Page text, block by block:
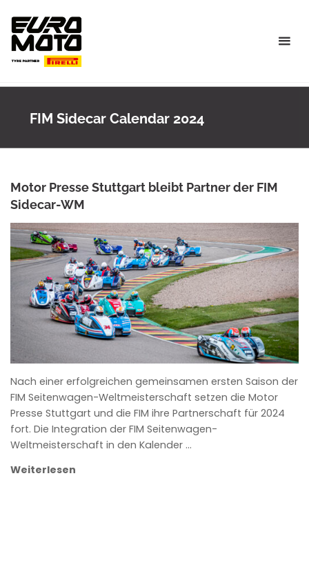
content
FIM Sidecar Calendar 2024
Motor Presse Stuttgart bleibt Partner der FIM
Sidecar-WM
MARCEL LEICHSENRING
Nach einer erfolgreichen gemeinsamen ersten Saison der
FIM Seitenwagen-Weltmeisterschaft setzen die Motor
Presse Stuttgart und die FIM ihre Partnerschaft für 2024
fort. Die Integration der FIM Seitenwagen-
Weltmeisterschaft in den Kalender …
Weiterlesen